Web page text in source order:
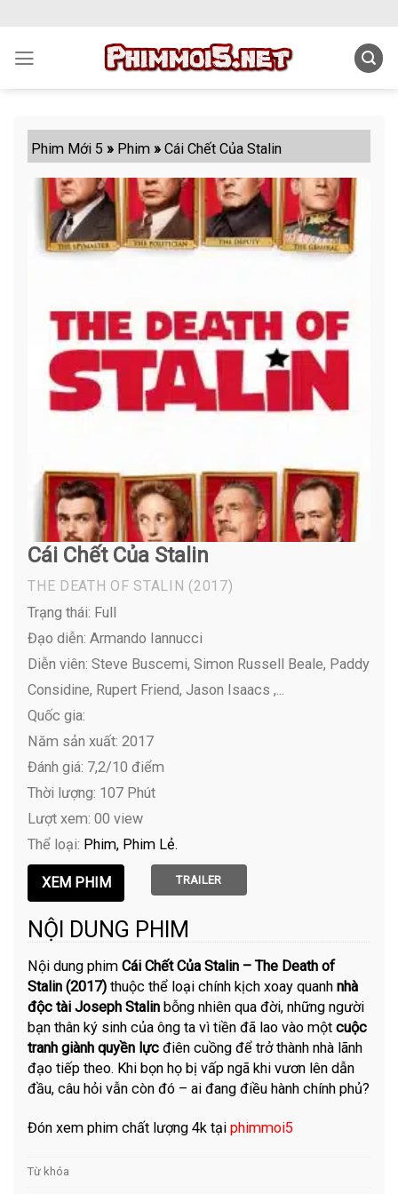
content
Phim Mới 5 » Phim »Cái Chết Của Stalin
Cái Chết Của Stalin
THE DEATH OF STALIN (2017)
Trạng thái: Full
Đạo diễn: Armando Iannucci
Diễn viên: Steve Buscemi, Simon Russell Beale, Paddy
Considine, Rupert Friend, Jason Isaacs ,...
Quốc gia:
Năm sản xuất: 2017
Đánh giá: 7,2/10 điểm
Thời lượng: 107 Phút
Lượt xem: 00 view
Thể loại: Phim Phim Lẻ
TRAILER
NỘI DUNG PHIM
Nội dung phimCái Chết Của Stalin – The Death of
Stalin (2017)thuộc thể loại chính kịch xoay quanh nhà
độc tài Joseph Stalin bỗng nhiên qua đời, những người
bạn thân ký sinh của ông ta vì tiền đã lao vào một cuộc
tranh giành quyền lựcđiên cuồng để trở thành nhà lãnh
đạo tiếp theo. Khi bọn họ bị vấp ngã khi vươn lên dẫn
đầu, câu hỏi vẫn còn đó – ai đang điều hành chính phủ?
Đón xem phim chất lượng 4k tạiphimmoi5
Từ khóa